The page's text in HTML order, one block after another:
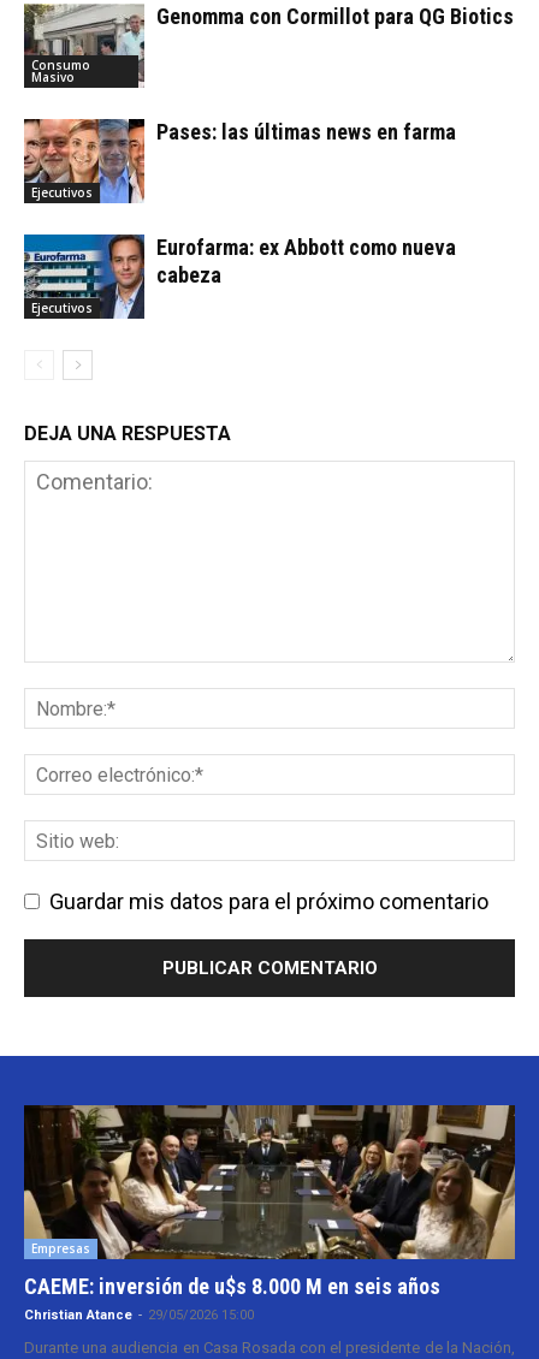
Consumo
Masivo
Genomma con Cormillot para QG Biotics
Ejecutivos
Pases: las últimas news en farma
Ejecutivos
Eurofarma: ex Abbott como nueva
cabeza
DEJA UNA RESPUESTA
Guardar mis datos para el próximo comentario
Empresas
CAEME: inversión de u$s 8.000 M en seis años
Christian Atance - 29/05/2026 15:00
Durante una audiencia en Casa Rosada con el presidente de la Nación,